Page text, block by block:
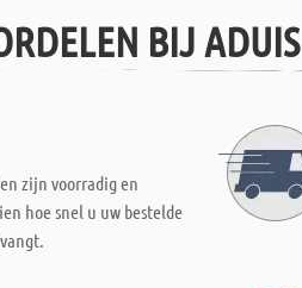
BIJ ADUIS
zijn voorradig en
hoe snel u uw bestelde